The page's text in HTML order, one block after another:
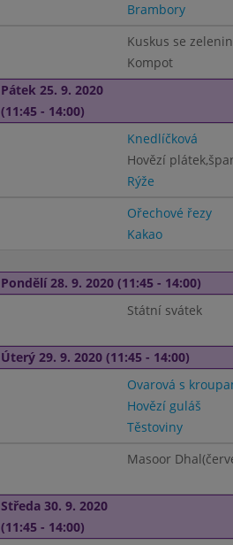
Brambory
Kuskus se
Kompot
Pátek 25. 9. 2020
(11:45 - 14:00)
Knedlíčková
Hovězí
Rýže
Ořechové řezy
Kakao
Pondělí 28. 9. 2020 (11:45 - 14:00)
Státní svátek
Úterý 29. 9. 2020 (11:45 - 14:00)
Ovarová s
Hovězí guláš
Těstoviny
Masoor
Středa 30. 9. 2020
(11:45 - 14:00)